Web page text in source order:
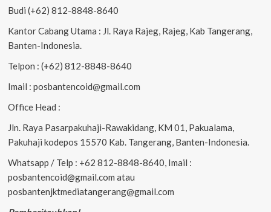
Budi (+62) 812-8848-8640
Kantor Cabang Utama : Jl. Raya Rajeg, Rajeg, Kab Tangerang,
Banten-Indonesia.
Telpon : (+62) 812-8848-8640
Imail : posbantencoid@gmail.com
Office Head :
Jln. Raya Pasarpakuhaji-Rawakidang, KM 01, Pakualama,
Pakuhaji kodepos 15570 Kab. Tangerang, Banten-Indonesia.
Whatsapp / Telp : +62 812-8848-8640, Imail :
posbantencoid@gmail.com atau
posbantenjktmediatangerang@gmail.com